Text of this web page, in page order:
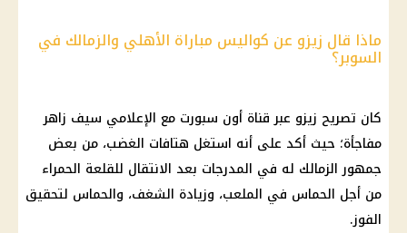
ماذا قال زيزو عن كواليس مباراة الأهلي والزمالك في
السوبر؟
كان تصريح زيزو عبر قناة أون سبورت مع الإعلامي سيف زاهر
مفاجأة؛ حيث أكد على أنه استغل هتافات الغضب، من بعض
جمهور الزمالك له في المدرجات بعد الانتقال للقلعة الحمراء
من أجل الحماس في الملعب، وزيادة الشغف، والحماس لتحقيق
الفوز.